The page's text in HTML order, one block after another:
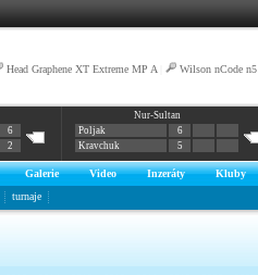
Head Graphene XT Extreme MP A Wilson nCode n5
6
2
Nur-Sultan
Poljak
6
Kravchuk
5
Galerie Video Inzeráty Kluby
turnaje